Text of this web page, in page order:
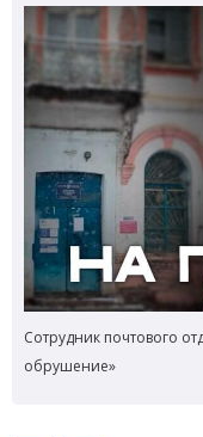
Сотрудник почтового
обрушение»